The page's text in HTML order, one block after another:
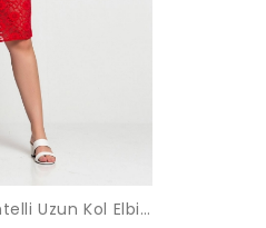
Kadın Kırmızı Dantelli Uzun Kol Elbise